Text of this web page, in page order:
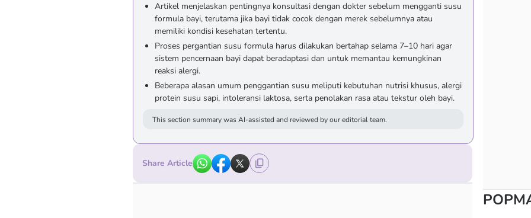
Artikel menjelaskan pentingnya konsultasi dengan dokter sebelum mengganti susu
formula bayi, terutama jika bayi tidak cocok dengan merek sebelumnya atau
memiliki kondisi kesehatan tertentu.
Proses pergantian susu formula harus dilakukan bertahap selama 7–10 hari agar
sistem pencernaan bayi dapat beradaptasi dan untuk memantau kemungkinan
reaksi alergi.
Beberapa alasan umum penggantian susu meliputi kebutuhan nutrisi khusus, alergi
protein susu sapi, intoleransi laktosa, serta penolakan rasa atau tekstur oleh bayi.
This section summary was AI-assisted and reviewed by our editorial team.
Share Article